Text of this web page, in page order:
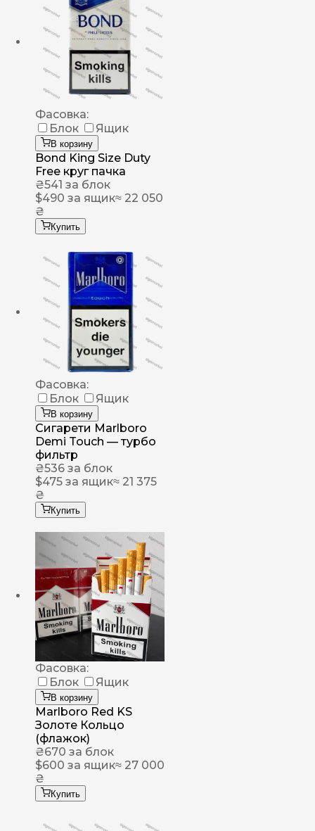
Фасовка:
Блок
Ящик
В корзину
Bond King Size Duty
Free круг пачка
₴541 за блок
$490 за ящик≈ 22 050
₴
Купить
Фасовка:
Блок
Ящик
В корзину
Сигарети Marlboro
Demi Touch — турбо
фильтр
₴536 за блок
$475 за ящик≈ 21 375
₴
Купить
Фасовка:
Блок
Ящик
В корзину
Marlboro Red KS
Золоте Кольцо
(флажок)
₴670 за блок
$600 за ящик≈ 27 000
₴
Купить